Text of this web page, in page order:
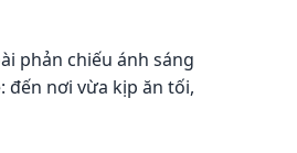
phản chiếu ánh sáng
đến nơi vừa kịp ăn tối,